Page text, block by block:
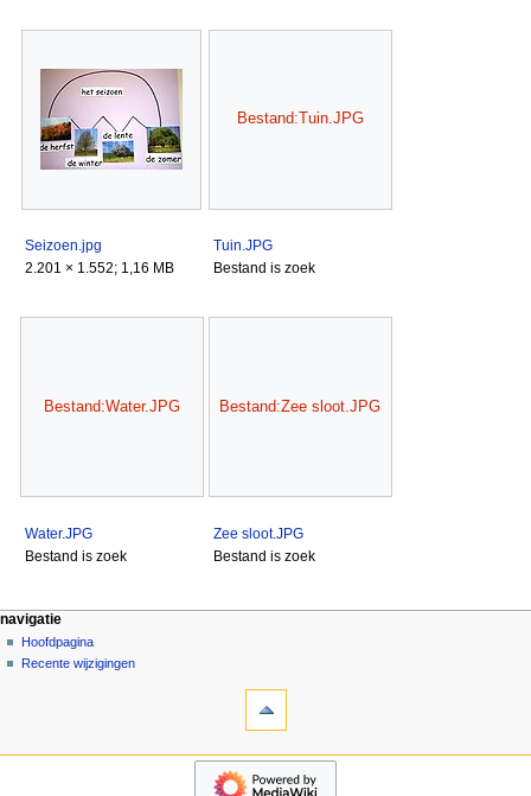
Seizoen.jpg
2.201 × 1.552; 1,16 MB
Bestand:Tuin.JPG
Tuin.JPG
Bestand is zoek
Bestand:Water.JPG
Water.JPG
Bestand is zoek
Bestand:Zee sloot.JPG
Zee sloot.JPG
Bestand is zoek
N
a
v
a
pagina-handelingen
categorie
overleg
persoonlijke hulpmiddelen
aanmelden
navigatie
Hoofdpagina
Recente wijzigingen
navigatie